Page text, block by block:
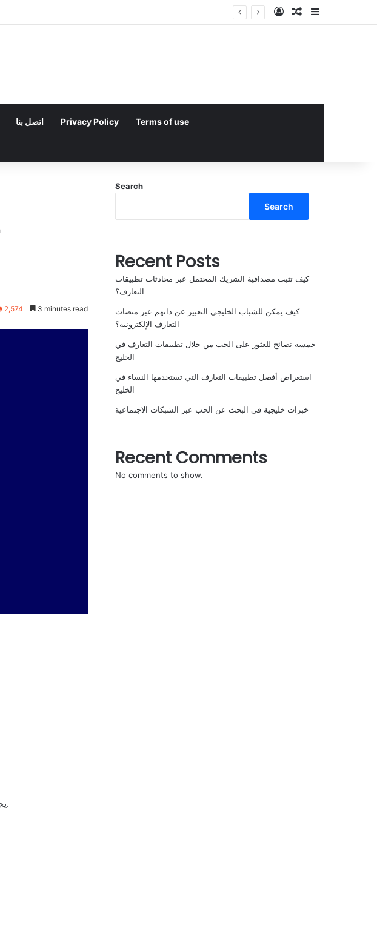
Log InRandom Article
Sidebar
اتصل بنا Privacy Policy Terms of use
2,574 3 minutes read
• يجب على المستخدم تحديد الميزات التي تعتبر أكثر أهمية بالنسبة له والتي ستلبي احتياجاته بشكل أفضل.
Search
Search
Recent Posts
كيف تثبت مصداقية الشريك المحتمل عبر محادثات تطبيقات
التعارف؟
كيف يمكن للشباب الخليجي التعبير عن ذاتهم عبر منصات
التعارف الإلكترونية؟
خمسة نصائح للعثور على الحب من خلال تطبيقات التعارف في
الخليج
استعراض أفضل تطبيقات التعارف التي تستخدمها النساء في
الخليج
خبرات خليجية في البحث عن الحب عبر الشبكات الاجتماعية
Recent Comments
No comments to show.